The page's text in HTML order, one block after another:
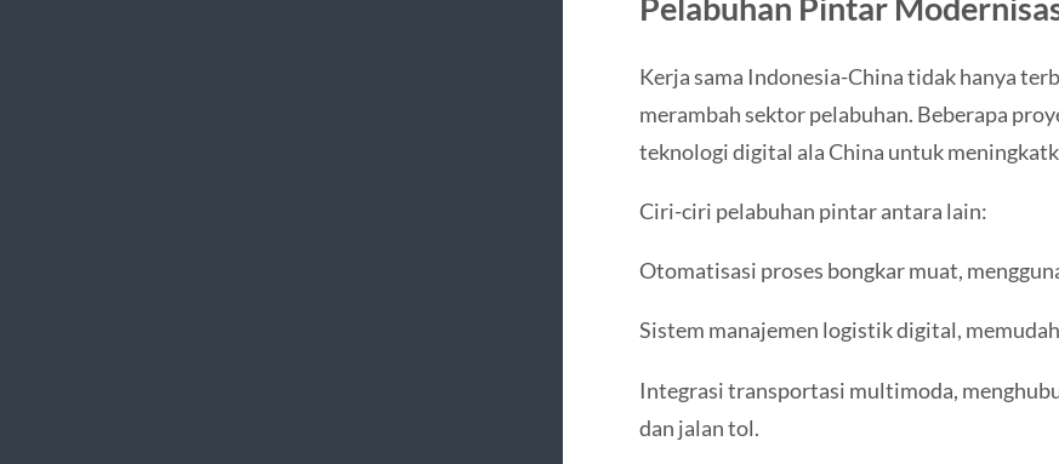
Kerja sama Indonesia-China tidak hanya
merambah sektor pelabuhan. Beberapa
teknologi digital ala China untuk
Ciri-ciri pelabuhan pintar antara lain:
Otomatisasi proses bongkar muat,
Sistem manajemen logistik digital,
Integrasi transportasi multimoda,
dan jalan tol.